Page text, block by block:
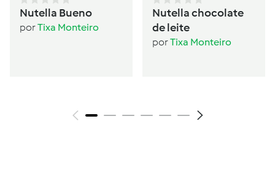
Nutella Bueno
porTixa Monteiro
Nutella chocolate
de leite
porTixa Monteiro